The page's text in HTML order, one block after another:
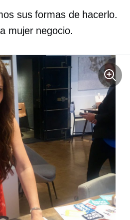
sus formas de hacerlo.
mujernegocio.